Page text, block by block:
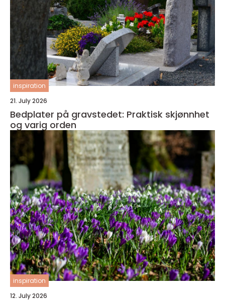
inspiration
21. July 2026
Bedplater på gravstedet: Praktisk skjønnhet
og varig orden
inspiration
12. July 2026